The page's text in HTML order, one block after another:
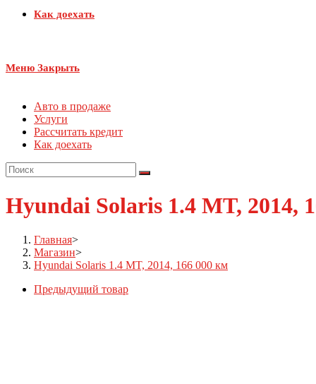
Как доехать
Меню Закрыть
Авто в продаже
Услуги
Рассчитать кредит
Как доехать
Hyundai Solaris 1.4 MT, 2014,
Главная>
Магазин>
Hyundai Solaris 1.4 MT, 2014, 166 000 км
Предыдущий товар